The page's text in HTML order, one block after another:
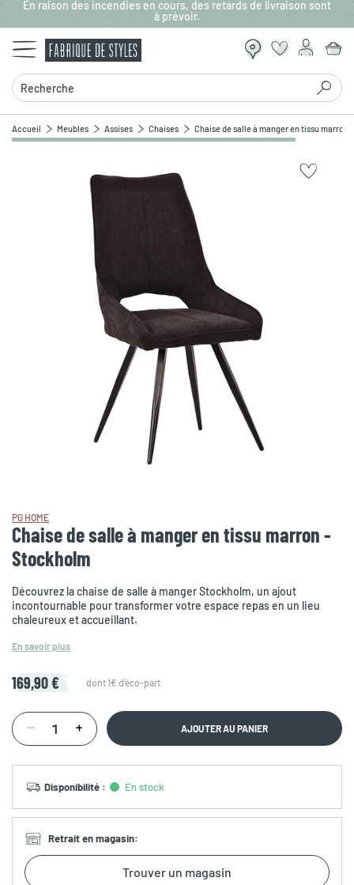
Aller au contenu principal
En raison des incendies en cours, des retards de livraison sont
à prévoir.
Recherche
Accueil Meubles Assises Chaises Chaise de salle à manger en tissu marron
PG HOME
Chaise de salle à manger en tissu marron -
Stockholm
Découvrez la chaise de salle à manger Stockholm, un ajout
incontournable pour transformer votre espace repas en un lieu
chaleureux et accueillant.
En savoir plus
169,90 € dont 1€ d'éco-part
AJOUTER AU PANIER
Disponibilité : En stock
Retrait en magasin:
Trouver un magasin